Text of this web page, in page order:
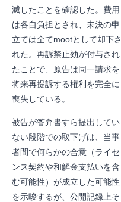
滅したことを確認した。費用
は各自負担とされ、未決の申
立ては全てmootとして却下さ
れた。再訴禁止効が付与され
たことで、原告は同一請求を
将来再提訴する権利を完全に
喪失している。
被告が答弁書すら提出してい
ない段階での取下げは、当事
者間で何らかの合意（ライセ
ンス契約や和解金支払いを含
む可能性）が成立した可能性
を示唆するが、公開記録上そ